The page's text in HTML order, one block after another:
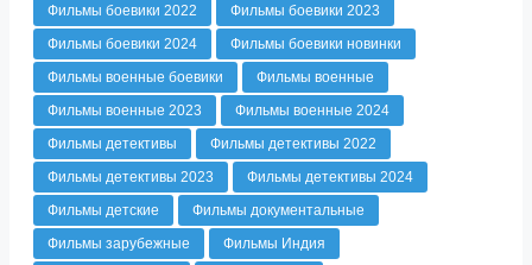
Фильмы боевики 2022
Фильмы боевики 2023
Фильмы боевики 2024
Фильмы боевики новинки
Фильмы военные боевики
Фильмы военные
Фильмы военные 2023
Фильмы военные 2024
Фильмы детективы
Фильмы детективы 2022
Фильмы детективы 2023
Фильмы детективы 2024
Фильмы детские
Фильмы документальные
Фильмы зарубежные
Фильмы Индия